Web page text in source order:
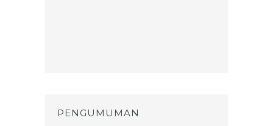
PENGUMUMAN